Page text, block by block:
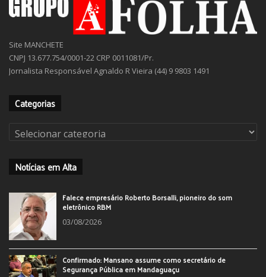
Site MANCHETE
CNPJ 13.677.754/0001-22 CRP 0011081/Pr.
Jornalista Responsável Agnaldo R Vieira (44) 9 9803 1491
Categorias
Categorias
Notícias em Alta
Falece empresário Roberto Borsalli, pioneiro do som
eletrônico RBM
03/08/2026
Confirmado: Mansano assume como secretário de
Segurança Pública em Mandaguaçu